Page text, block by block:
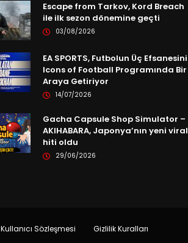
Escape from Tarkov, Kord Breach
ile ilk sezon dönemine geçti
03/08/2026
EA SPORTS, Futbolun Üç Efsanesini
Icons of Football Programında Bir
Araya Getiriyor
14/07/2026
Gacha Capsule Shop Simulator –
AKIHABARA, Japonya’nın yeni viral
hiti oldu
29/06/2026
Kullanıcı Sözleşmesi Gizlilik Kuralları